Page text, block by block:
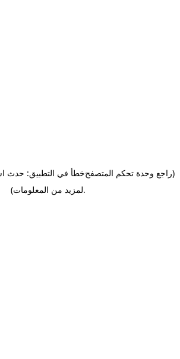
خطأ في التطبيق: حدث(راجع وحدة تحكم المتصفح
لمزيد من المعلومات).